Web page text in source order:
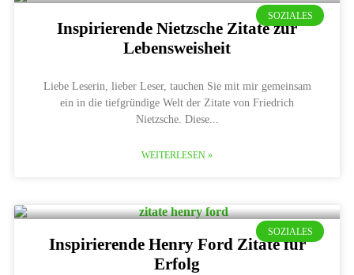
SOZIALES
Inspirierende Nietzsche Zitate zur
Lebensweisheit
Liebe Leserin, lieber Leser, tauchen Sie mit mir gemeinsam
ein in die tiefgründige Welt der Zitate von Friedrich
Nietzsche. Diese
WEITERLESEN »
SOZIALES
Inspirierende Henry Ford Zitate für
Erfolg